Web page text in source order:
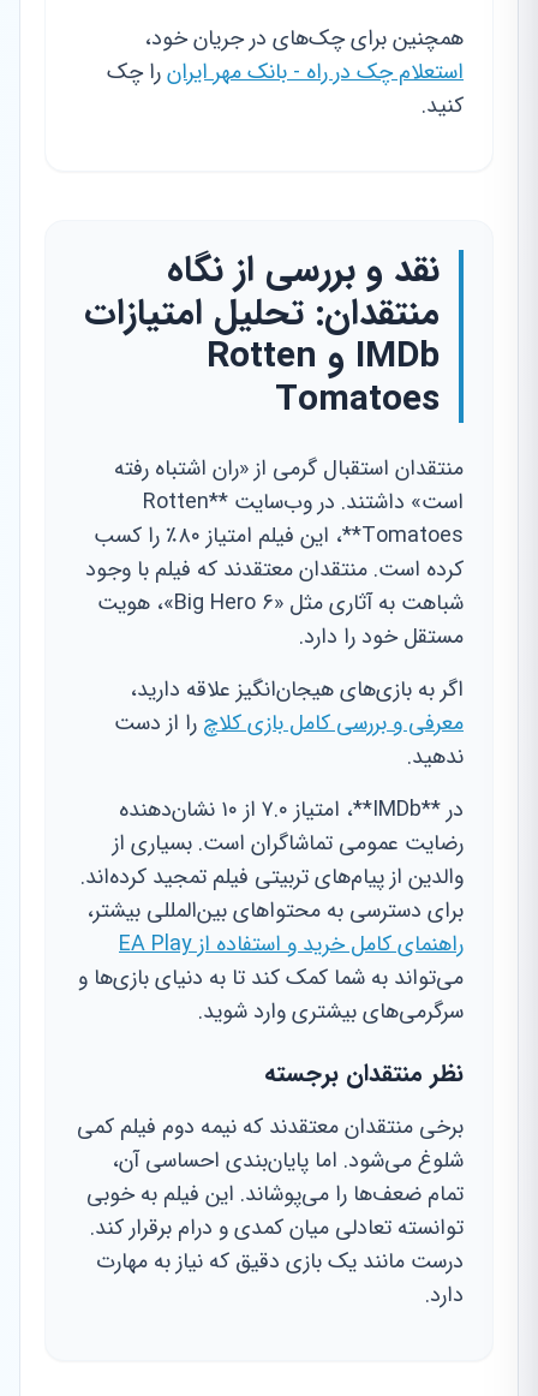
همچنین برای چک‌های در جریان خود،
استعلام چک در راه - بانک مهر ایرانرا چک
کنید.
نقد و بررسی از نگاه
منتقدان: تحلیل امتیازات
IMDb و Rotten
Tomatoes
منتقدان استقبال گرمی از «ران اشتباه رفته
است» داشتند. در وب‌سایت **Rotten
Tomatoes**، این فیلم امتیاز ۸۰٪ را کسب
کرده است. منتقدان معتقدند که فیلم با وجود
شباهت به آثاری مثل «Big Hero 6»، هویت
مستقل خود را دارد.
اگر به بازی‌های هیجان‌انگیز علاقه دارید،
معرفی و بررسی کامل بازی کلاچ را از دست
ندهید.
در **IMDb**، امتیاز ۷.۰ از ۱۰ نشان‌دهنده
رضایت عمومی تماشاگران است. بسیاری از
والدین از پیام‌های تربیتی فیلم تمجید کرده‌اند.
برای دسترسی به محتواهای بین‌المللی بیشتر،
راهنمای کامل خرید و استفاده از EA Play
می‌تواند به شما کمک کند تا به دنیای بازی‌ها و
سرگرمی‌های بیشتری وارد شوید.
نظر منتقدان برجسته
برخی منتقدان معتقدند که نیمه دوم فیلم کمی
شلوغ می‌شود. اما پایان‌بندی احساسی آن،
تمام ضعف‌ها را می‌پوشاند. این فیلم به خوبی
توانسته تعادلی میان کمدی و درام برقرار کند.
درست مانند یک بازی دقیق که نیاز به مهارت
دارد.